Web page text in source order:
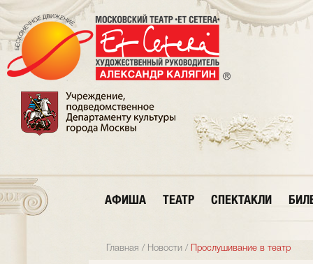
АФИША ТЕАТР СПЕКТАКЛИ
Главная / Новости / Прослушивание в театр